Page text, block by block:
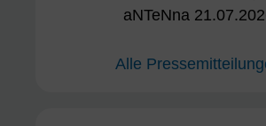
aNTeNna
Alle